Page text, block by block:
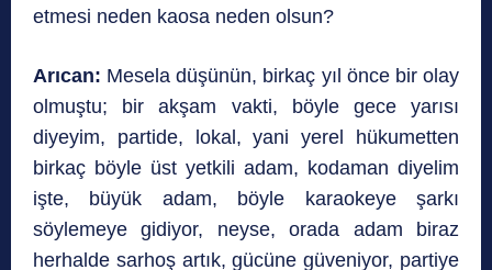
etmesi neden kaosa neden olsun?
Arıcan: Mesela düşünün, birkaç yıl önce bir olay
olmuştu; bir akşam vakti, böyle gece yarısı
diyeyim, partide, lokal, yani yerel hükumetten
birkaç böyle üst yetkili adam, kodaman diyelim
işte, büyük adam, böyle karaokeye şarkı
söylemeye gidiyor, neyse, orada adam biraz
herhalde sarhoş artık, gücüne güveniyor, partiye